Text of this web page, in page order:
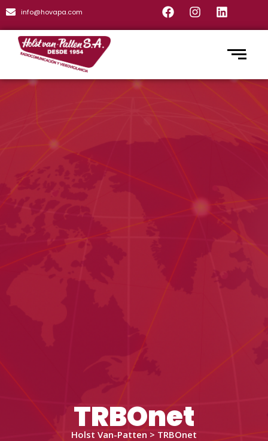
info@hovapa.com
TRBOnet
Holst Van-Patten > TRBOnet